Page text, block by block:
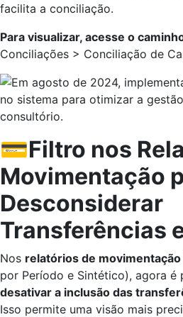
facilita a conciliação.
Para visualizar, acesse o
Conciliações > Conciliação de
💳Filtro nos
Movimentação
Desconsiderar
Transferências
Nos relatórios de movimentação
por Período e Sintético), agora é
desativar a inclusão das
Isso permite uma visão mais